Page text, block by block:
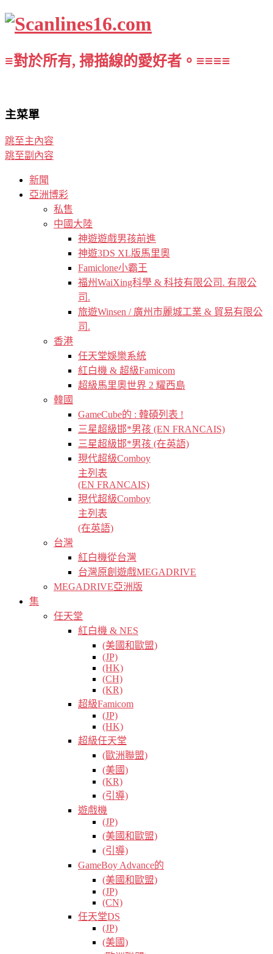
≡對於所有, 掃描線的愛好者。≡≡≡≡
主菜單
跳至主內容
跳至副內容
新聞
亞洲博彩
私售
中國大陸
神遊遊戲男孩前進
神遊3DS XL版馬里奧
Famiclone小霸王
福州WaiXing科學 & 科技有限公司. 有限公
司.
旅遊Winsen / 廣州市麗城工業 & 貿易有限公
司.
香港
任天堂娛樂系統
紅白機 & 超級Famicom
超級馬里奧世界 2 耀西島
韓國
GameCube的 : 韓碩列表 !
三星超級邯*男孩 (EN FRANCAIS)
三星超級邯*男孩 (在英語)
現代超級Comboy
主列表
(EN FRANCAIS)
現代超級Comboy
主列表
(在英語)
台灣
紅白機從台灣
台灣原創遊戲MEGADRIVE
MEGADRIVE亞洲版
集
任天堂
紅白機 & NES
(美國和歐盟)
(JP)
(HK)
(CH)
(KR)
超級Famicom
(JP)
(HK)
超級任天堂
(歐洲聯盟)
(美國)
(KR)
(引導)
遊戲機
(JP)
(美國和歐盟)
(引導)
GameBoy Advance的
(美國和歐盟)
(JP)
(CN)
任天堂DS
(JP)
(美國)